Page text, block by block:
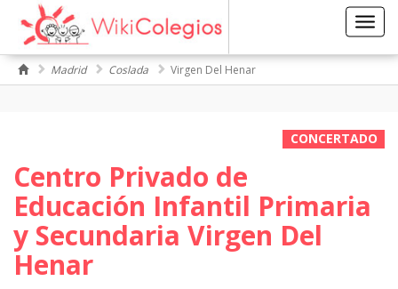
Madrid Coslada Virgen Del Henar
CONCERTADO
Centro Privado de
Educación Infantil Primaria
y Secundaria Virgen Del
Henar